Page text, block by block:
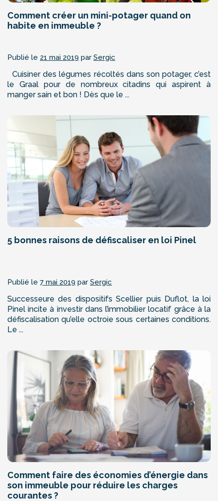
Comment créer un mini-potager quand on
habite en immeuble ?
Publié le 21 mai 2019 par Sergic
Cuisiner des légumes récoltés dans son potager, c’est
le Graal pour de nombreux citadins qui aspirent à
manger sain et bon ! Dès que le ...
5 bonnes raisons de défiscaliser en loi Pinel
Publié le 7 mai 2019 par Sergic
Successeure des dispositifs Scellier puis Duflot, la loi
Pinel incite à investir dans l’immobilier locatif grâce à la
défiscalisation qu’elle octroie sous certaines conditions.
Le ...
Comment faire des économies d’énergie dans
son immeuble pour réduire les charges
courantes ?